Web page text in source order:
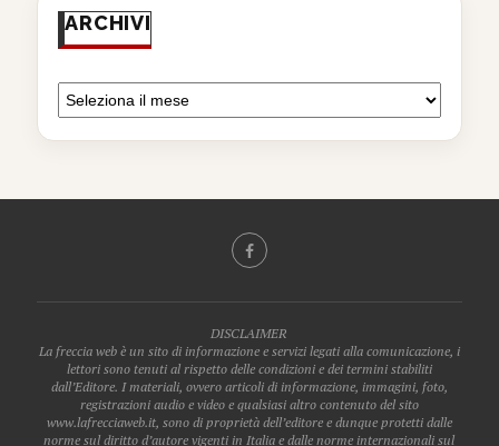
ARCHIVI
DISCLAIMER
La freccia web è un sito di informazione e servizi legati alla comunicazione, i
lettori sono tenuti al rispetto delle condizioni e dei termini stabiliti
dall’Editore. I materiali, ovvero articoli di informazione, immagini, foto,
registrazioni audio e video e qualsiasi altro contenuto del sito
www.lafrecciaweb.it, sono di proprietà dell’editore e dunque protetti dalle
norme sul diritto d’autore vigenti in Italia e dalle norme internazionali sul